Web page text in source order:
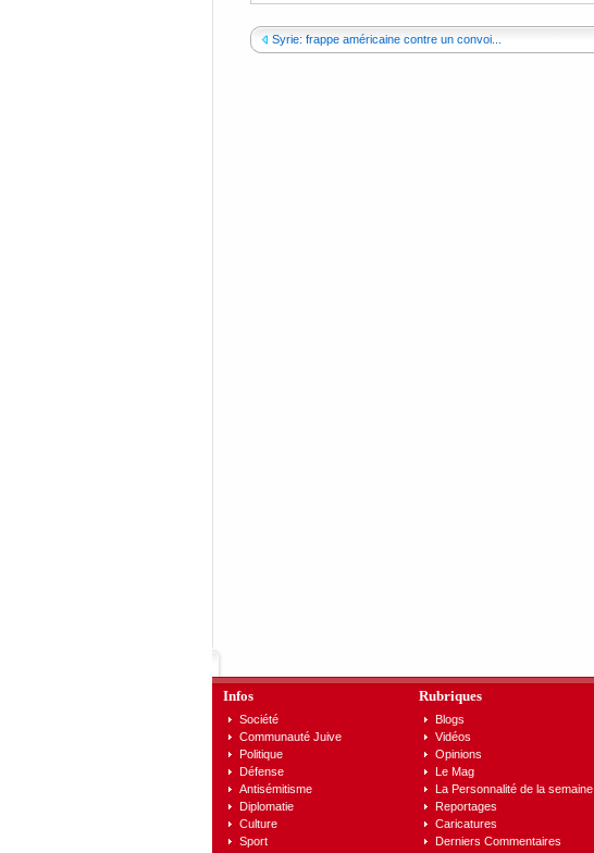
Syrie: frappe américaine contre un convoi...
Infos
Société
Communauté Juive
Politique
Défense
Antisémitisme
Diplomatie
Culture
Sport
Rubriques
Blogs
Vidéos
Opinions
Le Mag
La Personnalité de la semaine
Reportages
Caricatures
Derniers Commentaires